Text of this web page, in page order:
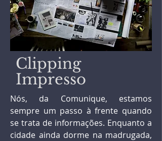
Clipping
Impresso
Nós, da Comunique, estamos
sempre um passo à frente quando
se trata de informações. Enquanto a
cidade ainda dorme na madrugada,